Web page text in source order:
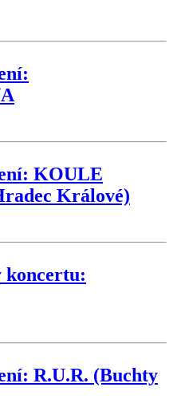
KOULE
Králové)
koncertu:
R.U.R. (Buchty